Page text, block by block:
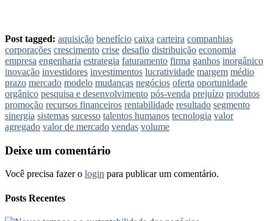
Post tagged: aquisição benefício caixa carteira companhias
corporações crescimento crise desafio distribuição economia
empresa engenharia estrategia faturamento firma ganhos inorgânico
inovação investidores investimentos lucratividade margem médio
prazo mercado modelo mudanças negócios oferta oportunidade
orgânico pesquisa e desenvolvimento pós-venda prejuízo produtos
promoção recursos financeiros rentabilidade resultado segmento
sinergia sistemas sucesso talentos humanos tecnologia valor
agregado valor de mercado vendas volume
Deixe um comentário
Você precisa fazer o login para publicar um comentário.
Posts Recentes